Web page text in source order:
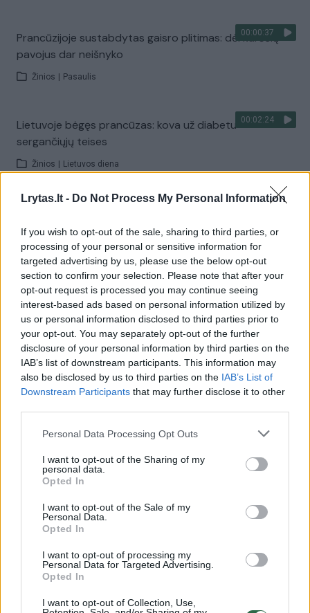
Lrytas.lt - Do Not Process My Personal Information
If you wish to opt-out of the sale, sharing to third parties, or
processing of your personal or sensitive information for
targeted advertising by us, please use the below opt-out
section to confirm your selection. Please note that after your
opt-out request is processed you may continue seeing
interest-based ads based on personal information utilized by
us or personal information disclosed to third parties prior to
your opt-out. You may separately opt-out of the further
disclosure of your personal information by third parties on the
IAB’s list of downstream participants. This information may
also be disclosed by us to third parties on the IAB’s List of
Downstream Participants that may further disclose it to other
Personal Data Processing Opt Outs
I want to opt-out of the Sharing of my
personal data.
Opted In
I want to opt-out of the Sale of my
Personal Data.
Opted In
I want to opt-out of processing my
Personal Data for Targeted Advertising.
Opted In
I want to opt-out of Collection, Use,
00:00:37
Prancūzijoje sustabdytas gaisro plitimas: dėl karščių
pavojus dar neišnyko
Žinios Pasaulis
00:02:24
Lietuvoje bėgęs prancūzas: kova už diabetu
sergančiųjų teises
Žinios Lietuvos diena
baiminamasi naujos migrantų bangos
Žinios | Pasaulis
Visi įrašai
Žiūrimiausi įrašai
Vaizdai iš tragiškos avarijos Vilniaus r.: dviejų moterų ir
vaiko gyvybių išgelbėti nepavyko
32 laipsnių šilumos
Ukrainos politikoje: jis yra neteisus